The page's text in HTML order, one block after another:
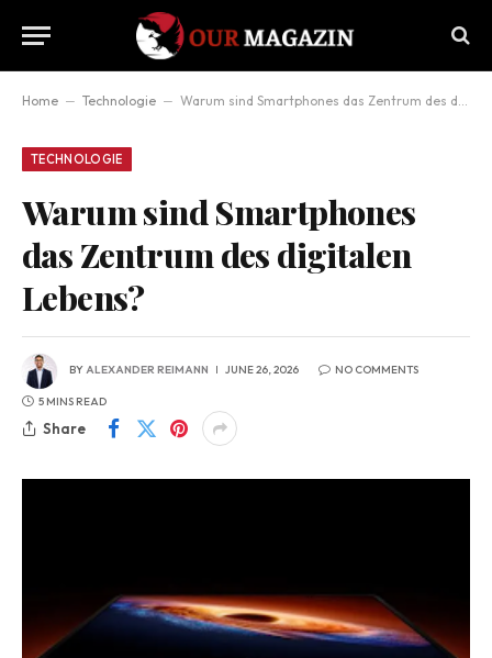
Home – Technologie – Warum sind Smartphones das Zentrum des digitalen Lebens?
TECHNOLOGIE
Warum sind Smartphones
das Zentrum des digitalen
Lebens?
BYALEXANDER REIMANN JUNE 26, 2026 NO COMMENTS
5 MINS READ
Share